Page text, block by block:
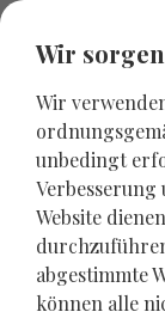
Wir
Wir
unbedingt
Website
abgestimmte
können alle